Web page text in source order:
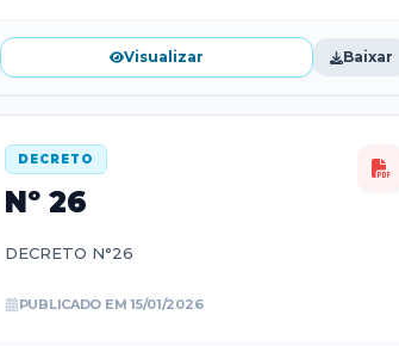
Visualizar Baixar
DECRETO
Nº 26
DECRETO N°26
PUBLICADO EM15/01/2026